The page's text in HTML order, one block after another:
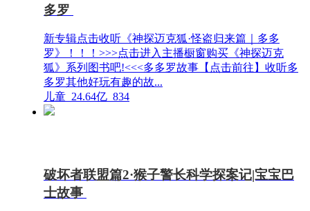
多罗
新专辑点击收听《神探迈克狐·怪盗归来篇｜多多
罗》！！！>>>点击进入主播橱窗购买《神探迈克
狐》系列图书吧!<<<多多罗故事【点击前往】收听多
多罗其他好玩有趣的故...
儿童 24.64亿 834
破坏者联盟篇2·猴子警长科学探案记|宝宝巴
士故事